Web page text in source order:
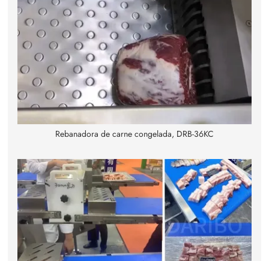
Rebanadora de carne congelada, DRB-36KC